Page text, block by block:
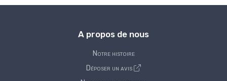
A propos de nous
Notre histoire
Déposer un avis